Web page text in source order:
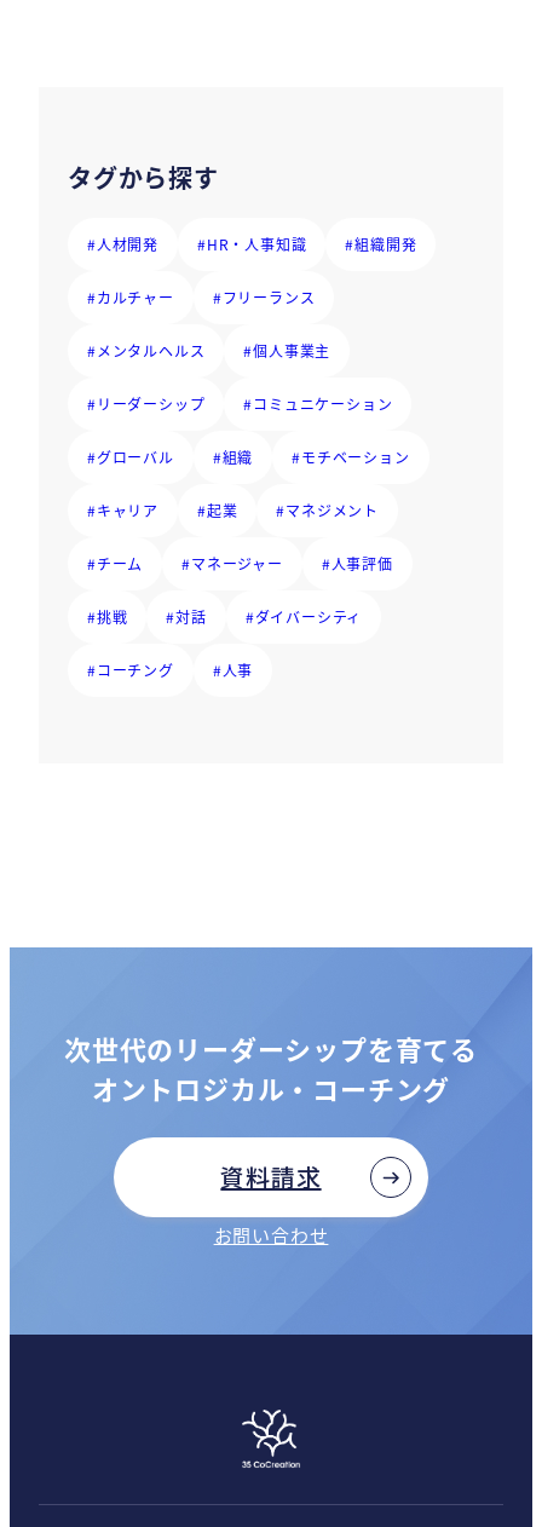
タグから探す
#人材開発 #HR・人事知識 #組織開発
#カルチャー #フリーランス
#メンタルヘルス #個人事業主
#リーダーシップ #コミュニケーション
#グローバル #組織 #モチベーション
#キャリア #起業 #マネジメント
#チーム #マネージャー #人事評価
#挑戦 #対話 #ダイバーシティ
#コーチング #人事
次世代のリーダーシップを育てる
オントロジカル・コーチング
資料請求
お問い合わせ